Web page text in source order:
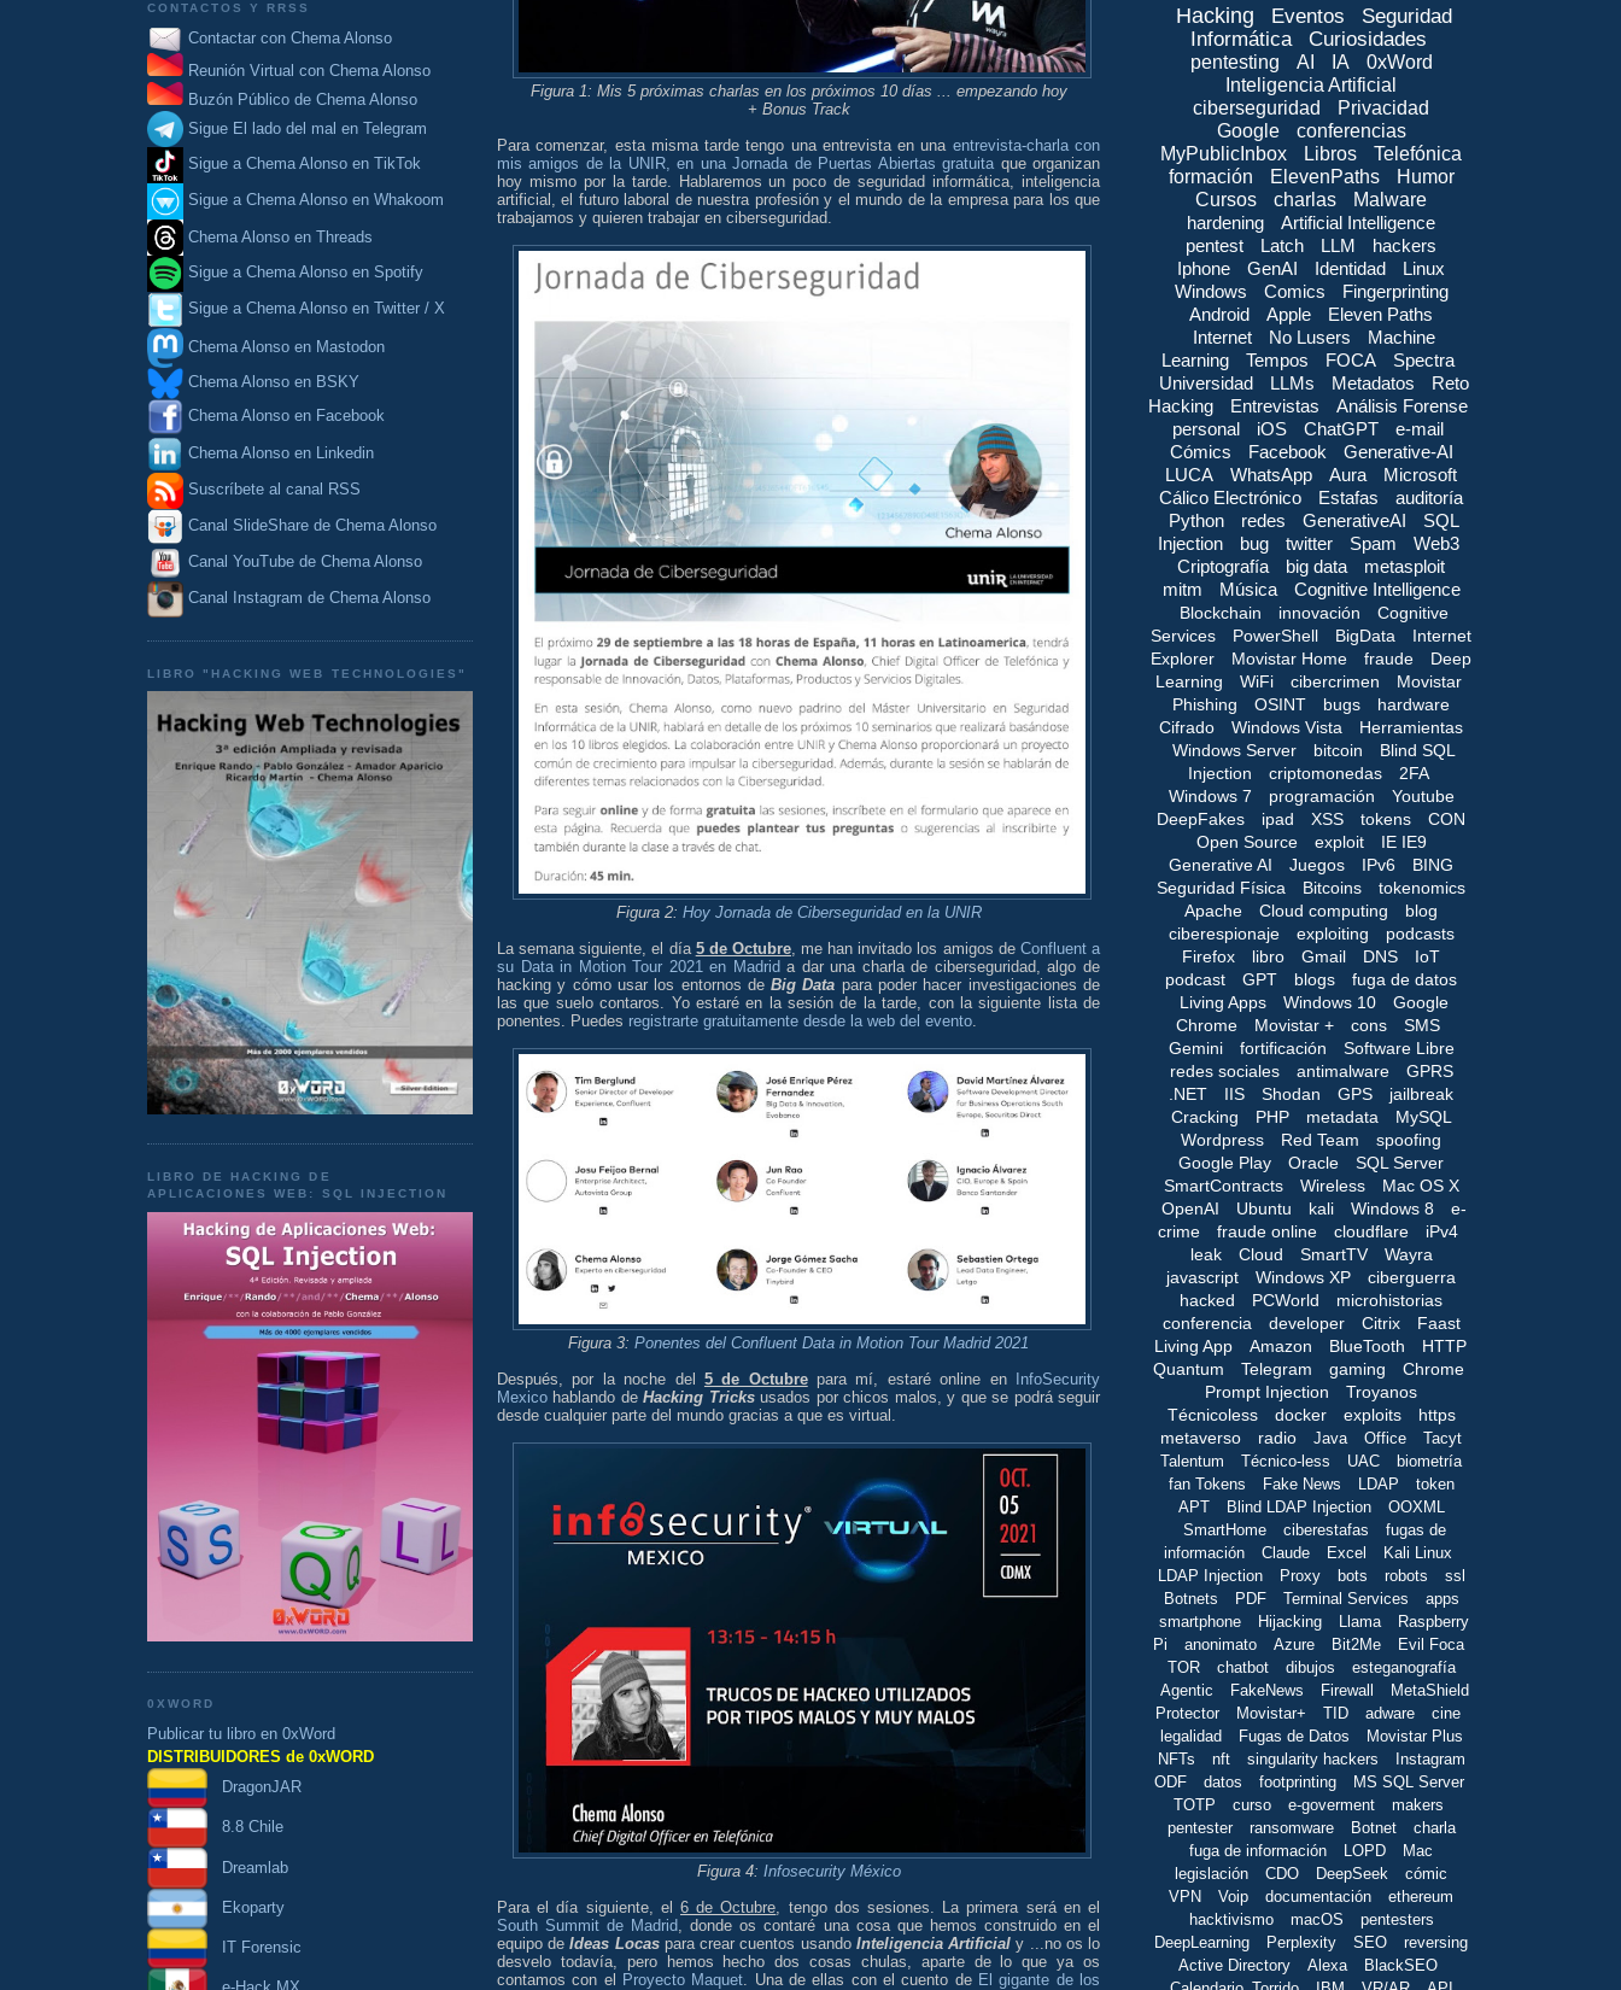
CONTACTOS Y RRSS
Contactar con Chema Alonso
Reunión Virtual con Chema Alonso
Buzón Público de Chema Alonso
Sigue El lado del mal en Telegram
Sigue a Chema Alonso en TikTok
Sigue a Chema Alonso en Whakoom
Chema Alonso en Threads
Sigue a Chema Alonso en Spotify
Sigue a Chema Alonso en Twitter / X
Chema Alonso en Mastodon
Chema Alonso en BSKY
Chema Alonso en Facebook
Chema Alonso en Linkedin
Suscríbete al canal RSS
Canal SlideShare de Chema Alonso
Canal YouTube de Chema Alonso
Canal Instagram de Chema Alonso
LIBRO "HACKING WEB TECHNOLOGIES"
LIBRO DE HACKING DE
APLICACIONES WEB: SQL INJECTION
0XWORD
Publicar tu libro en 0xWord
DISTRIBUIDORES de 0xWORD
DragonJAR
8.8 Chile
Dreamlab
Ekoparty
IT Forensic
Figura 1: Mis 5 próximas charlas en los próximos 10 días ... empezando hoy
+ Bonus Track
Para comenzar, esta misma tarde tengo una entrevista en una entrevista-charla con
mis amigos de la UNIR, en una Jornada de Puertas Abiertas gratuita que organizan
hoy mismo por la tarde. Hablaremos un poco de seguridad informática, inteligencia
artificial, el futuro laboral de nuestra profesión y el mundo de la empresa para los que
trabajamos y quieren trabajar en ciberseguridad.
Figura 2: Hoy Jornada de Ciberseguridad en la UNIR
La semana siguiente, el día 5 de Octubre, me han invitado los amigos de Confluent a
su Data in Motion Tour 2021 en Madrid a dar una charla de ciberseguridad, algo de
hacking y cómo usar los entornos deBig Data para poder hacer investigaciones de
las que suelo contaros. Yo estaré en la sesión de la tarde, con la siguiente lista de
ponentes. Puedes registrarte gratuitamente desde la web del evento
Figura 3: Ponentes del Confluent Data in Motion Tour Madrid 2021
Después, por la noche del 5 de Octubrepara mí, estaré online en
InfoSecurity
Mexico hablando deHacking Tricksusados por chicos malos, y que se podrá seguir
desde cualquier parte del mundo gracias a que es virtual.
Figura 4: Infosecurity México
Para el día siguiente, el 6 de Octubre , tengo dos sesiones. La primera será en el
South Summit de Madrid , donde os contaré una cosa que hemos construido en el
equipo deIdeas Locaspara crear cuentos usando Inteligencia Artificial y ...no os lo
desvelo todavía, pero hemos hecho dos cosas chulas, aparte de lo que ya os
contamos con el Proyecto Maquet . Una de ellas con el cuento de El gigante de los
Hacking Eventos
Seguridad
Informática
Curiosidades
pentesting AI IA
0xWord
Inteligencia Artificial
ciberseguridad
Privacidad
Google
conferencias
MyPublicInbox
Libros
Telefónica
formación
ElevenPaths
Humor
Cursos
charlas
Malware
hardening
Artificial Intelligence
pentest
Latch LLM
hackers
Iphone
GenAI Identidad
Linux
Windows
Comics
Fingerprinting
Android
Apple
Eleven Paths
Internet
No Lusers
Machine
Learning
Tempos FOCA
Spectra
Universidad
LLMs Metadatos
Reto
Hacking
Entrevistas
Análisis Forense
personal
iOS ChatGPT
e-mail
Cómics
Facebook
Generative-AI
LUCA
WhatsApp Aura
Microsoft
Cálico Electrónico
Estafas
auditoría
Python
redes GenerativeAI
SQL
Injection
bug twitter Spam
Web3
Criptografía
big data
metasploit
mitm
Música Cognitive Intelligence
Blockchain innovación
Cognitive
Services
PowerShell BigData
Internet
Explorer
Movistar Home fraude
Deep
Learning
WiFi cibercrimen
Movistar
Phishing
OSINT bugs
hardware
Cifrado
Windows Vista
Herramientas
Windows Server
bitcoin
Blind SQL
Injection
criptomonedas
2FA
Windows 7
programación
Youtube
DeepFakes
ipad XSS tokens
CON
Open Source
exploit
IE IE9
Generative AI
Juegos IPv6
BING
Seguridad Física
Bitcoins
tokenomics
Apache
Cloud computing
blog
ciberespionaje
exploiting
podcasts
Firefox
libro Gmail DNS
IoT
podcast
GPT blogs
fuga de datos
Living Apps
Windows 10
Google
Chrome
Movistar + cons
SMS
Gemini
fortificación
Software Libre
redes sociales
antimalware
GPRS
.NET
IIS Shodan GPS
jailbreak
Cracking
PHP metadata
MySQL
Wordpress
Red Team
spoofing
Google Play
Oracle
SQL Server
SmartContracts
Wireless
Mac OS X
OpenAI
Ubuntu kali Windows 8
e-
crime
fraude online cloudflare
iPv4
leak
Cloud SmartTV
Wayra
javascript
Windows XP
ciberguerra
hacked
PCWorld
microhistorias
conferencia
developer Citrix
Faast
Living App
Amazon BlueTooth
HTTP
Quantum
Telegram gaming
Chrome
Prompt Injection
Troyanos
Técnicoless
docker exploits
https
metaverso
radio Java Office
Tacyt
Talentum
Técnico-less UAC
biometría
fan Tokens
Fake News LDAP
token
APT
Blind LDAP Injection
OOXML
SmartHome
ciberestafas
fugas de
información
Claude Excel
Kali Linux
LDAP Injection
Proxy bots robots
ssl
Botnets
PDF Terminal Services
apps
smartphone
Hijacking Llama
Raspberry
Pi
anonimato Azure Bit2Me
Evil Foca
TOR
chatbot dibujos
esteganografía
Agentic
FakeNews Firewall
MetaShield
Protector
Movistar+ TID adware
cine
legalidad
Fugas de Datos
Movistar Plus
NFTs
nft singularity hackers
Instagram
ODF
datos footprinting
MS SQL Server
TOTP
curso e-goverment
makers
pentester
ransomware Botnet
charla
fuga de información
LOPD
Mac
legislación
CDO DeepSeek
cómic
VPN
Voip documentación
ethereum
hacktivismo
macOS
pentesters
DeepLearning
Perplexity SEO
reversing
Active Directory
Alexa
BlackSEO